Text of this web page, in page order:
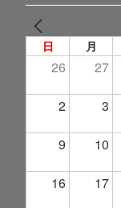
日 月
26 27
2 3
9 10
16 17